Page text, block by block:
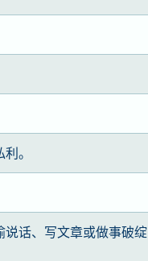
。
话、写文章或做事破绽